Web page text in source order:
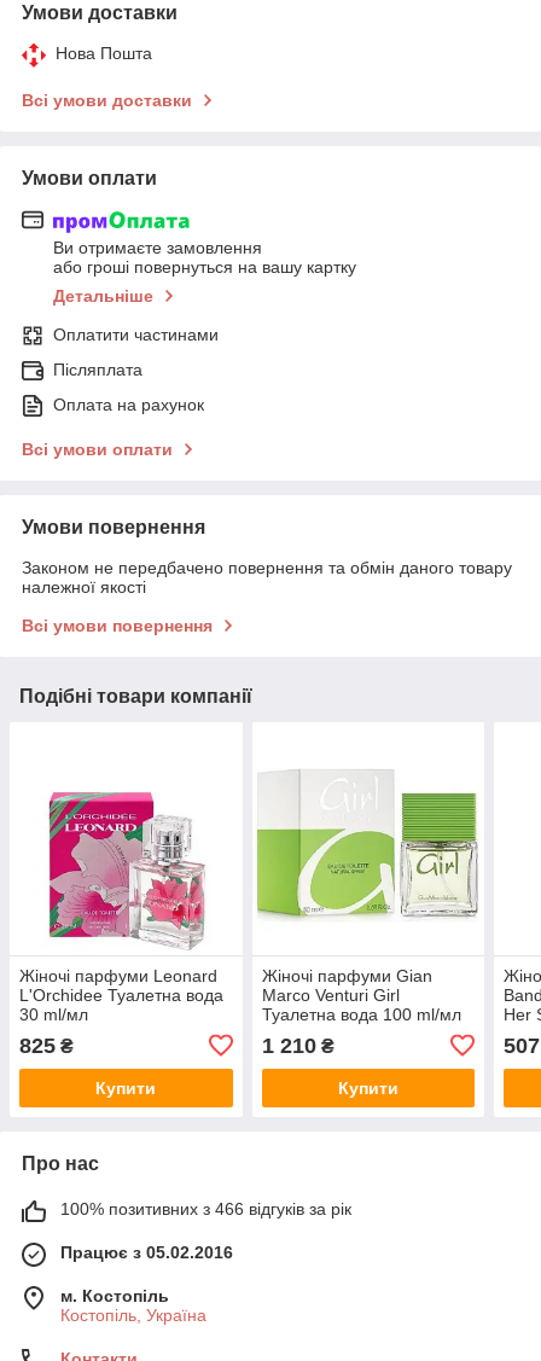
Умови доставки
Нова Пошта
Всі умови доставки
Умови оплати
Ви отримаєте замовлення
або гроші повернуться на вашу картку
Детальніше
Оплатити частинами
Післяплата
Оплата на рахунок
Всі умови оплати
Умови повернення
Законом не передбачено повернення та обмін даного товару
належної якості
Всі умови повернення
Подібні товари компанії
Жіночі парфуми Leonard
L'Orchidee Туалетна вода
30 ml/мл
825 ₴
Купити
Жіночі парфуми Gian
Marco Venturi Girl
Туалетна вода 100 ml/мл
1 210₴
Купити
Her
ml/
507
Про нас
100% позитивних з 466 відгуків за рік
Працює з 05.02.2016
м. Костопіль
Костопіль, Україна